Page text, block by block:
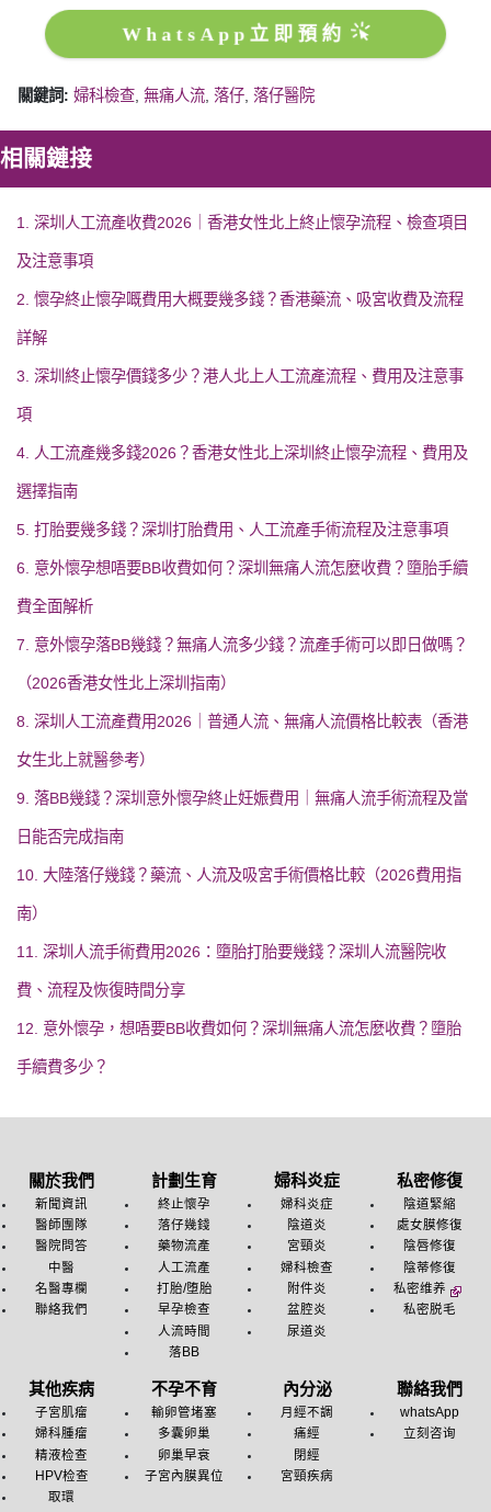
WhatsApp立即預約
關鍵詞: 婦科檢查 無痛人流 落仔 落仔醫院
相關鏈接
1. 深圳人工流產收費2026｜香港女性北上終止懷孕流程、檢查項目
及注意事項
2. 懷孕終止懷孕嘅費用大概要幾多錢？香港藥流、吸宮收費及流程
詳解
3. 深圳終止懷孕價錢多少？港人北上人工流產流程、費用及注意事
項
4. 人工流產幾多錢2026？香港女性北上深圳終止懷孕流程、費用及
選擇指南
5. 打胎要幾多錢？深圳打胎費用、人工流產手術流程及注意事項
6. 意外懷孕想唔要BB收費如何？深圳無痛人流怎麼收費？墮胎手續
費全面解析
7. 意外懷孕落BB幾錢？無痛人流多少錢？流產手術可以即日做嗎？
（2026香港女性北上深圳指南）
8. 深圳人工流產費用2026｜普通人流、無痛人流價格比較表（香港
女生北上就醫參考）
9. 落BB幾錢？深圳意外懷孕終止妊娠費用｜無痛人流手術流程及當
日能否完成指南
10. 大陸落仔幾錢？藥流、人流及吸宮手術價格比較（2026費用指
南）
11. 深圳人流手術費用2026：墮胎打胎要幾錢？深圳人流醫院收
費、流程及恢復時間分享
12. 意外懷孕，想唔要BB收費如何？深圳無痛人流怎麼收費？墮胎
手續費多少？
關於我們
新聞資訊
醫師團隊
醫院問答
中醫
名醫專欄
聯絡我們
計劃生育
終止懷孕
落仔幾錢
藥物流產
人工流產
打胎/堕胎
早孕檢查
人流時間
落BB
婦科炎症
婦科炎症
陰道炎
宮頸炎
婦科檢查
附件炎
盆腔炎
尿道炎
私密修復
陰道緊縮
處女膜修復
陰唇修復
陰蒂修復
私密维养
私密脱毛
其他疾病
子宮肌瘤
婦科腫瘤
精液检查
HPV检查
取環
不孕不育
輸卵管堵塞
多囊卵巢
卵巢早衰
子宮內膜異位
內分泌
月經不調
痛經
閉經
宮頸疾病
聯絡我們
whatsApp
立刻咨询